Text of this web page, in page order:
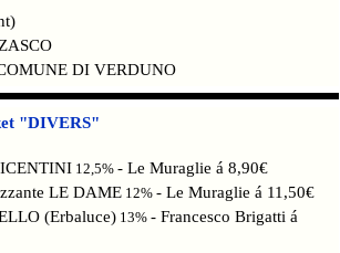
DI VERDUNO
"DIVERS"
12,5% - Le Muraglie á 8,90€
LE DAME 12% - Le Muraglie á 11,50€
(Erbaluce) 13% - Francesco Brigatti á